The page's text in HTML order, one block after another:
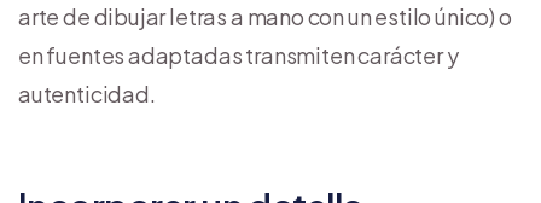
arte de dibujar letras a mano con un estilo único) o
en fuentes adaptadas transmiten carácter y
autenticidad.